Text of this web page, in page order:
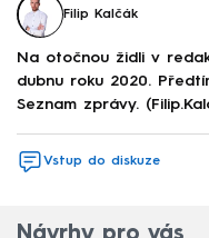
Filip Kalčák
Na otočnou židli v
dubnu roku 2020.
Seznam zprávy.
Vstup do diskuze